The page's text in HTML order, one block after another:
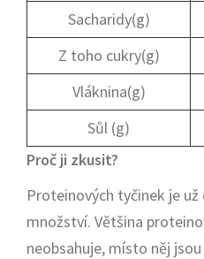
Sacharidy(g)
Z toho cukry(g)
Vláknina(g)
Sůl (g)
Proč ji zkusit?
Proteinových tyčinek je
množství. Většina
neobsahuje, místo něj